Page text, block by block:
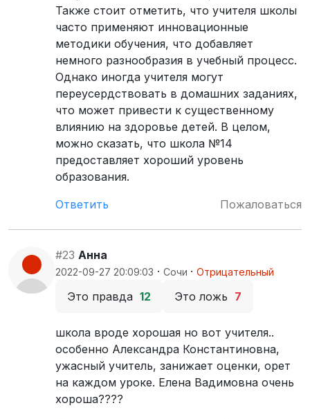
Также стоит отметить, что учителя школы
часто применяют инновационные
методики обучения, что добавляет
немного разнообразия в учебный процесс.
Однако иногда учителя могут
переусердствовать в домашних заданиях,
что может привести к существенному
влиянию на здоровье детей. В целом,
можно сказать, что школа №14
предоставляет хороший уровень
образования.
Ответить
Пожаловаться
#23 Анна
2022-09-27 20:09:03 · Сочи · Отрицательный
Это правда 12 Это ложь 7
школа вроде хорошая но вот учителя..
особенно Александра Константиновна,
ужасный учитель, занижает оценки, орет
на каждом уроке. Елена Вадимовна очень
хороша????